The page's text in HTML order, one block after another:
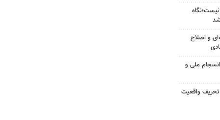
و اصلاح
ملی و
واقعیت